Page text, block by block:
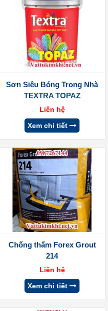
Sơn Siêu Bóng Trong Nhà
TEXTRA TOPAZ
Liên hệ
Xem chi tiết
Chống thấm Forex Grout
214
Liên hệ
Xem chi tiết